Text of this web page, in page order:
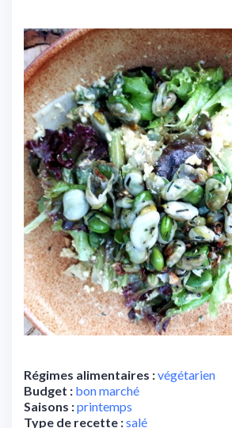
Régimes alimentaires :végétarien
Budget : bon marché
Saisons :printemps
Type de recette :salé